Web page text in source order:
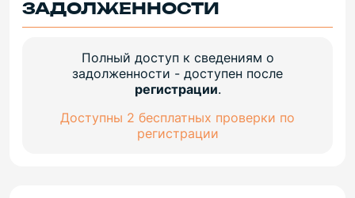
ЗАДОЛЖЕННОСТИ
Полный доступ к сведениям о
задолженности - доступен после
регистрации.
Доступны 2 бесплатных проверки по
регистрации